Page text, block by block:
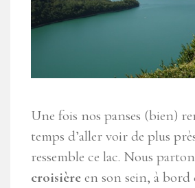
Une fois nos panses (bien)
temps d’aller voir de plus
ressemble ce lac. Nous
croisière en son sein, à bord